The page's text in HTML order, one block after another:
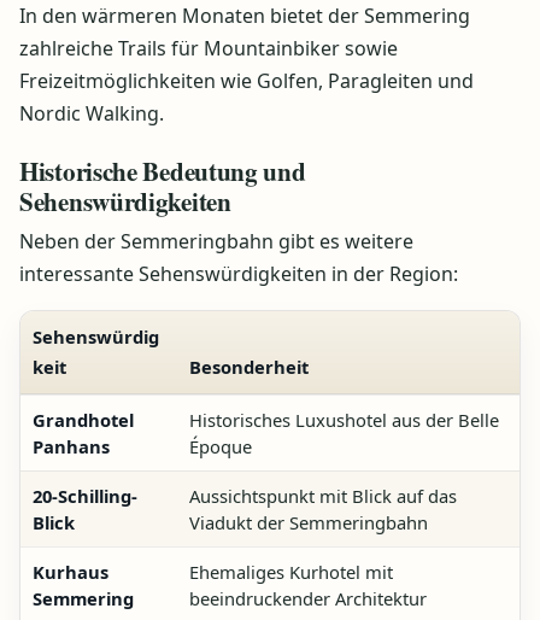
In den wärmeren Monaten bietet der Semmering
zahlreiche Trails für Mountainbiker sowie
Freizeitmöglichkeiten wie Golfen, Paragleiten und
Nordic Walking.
Historische Bedeutung und
Sehenswürdigkeiten
Neben der Semmeringbahn gibt es weitere
interessante Sehenswürdigkeiten in der Region:
Sehenswürdig
keit
Besonderheit
Grandhotel
Panhans
Historisches Luxushotel aus der Belle
Époque
20-Schilling-
Blick
Aussichtspunkt mit Blick auf das
Viadukt der Semmeringbahn
Kurhaus
Semmering
Ehemaliges Kurhotel mit
beeindruckender Architektur